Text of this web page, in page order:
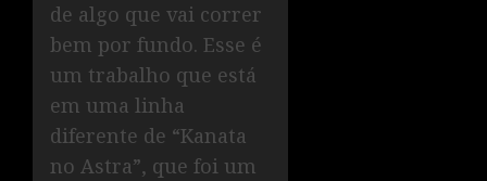
de algo que vai correr
bem por fundo. Esse é
um trabalho que está
em uma linha
diferente de “Kanata
no Astra”, que foi um